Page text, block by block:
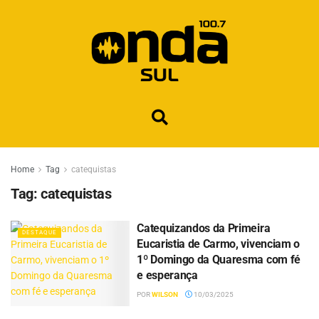
Home Tag catequistas
Tag: catequistas
DESTAQUE
Catequizandos da Primeira
Eucaristia de Carmo, vivenciam o
1º Domingo da Quaresma com fé
e esperança
PORWILSON 10/03/2025